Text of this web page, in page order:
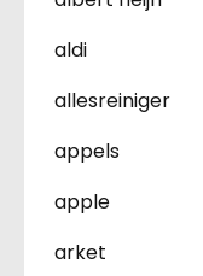
aldi
allesreiniger
appels
apple
arket